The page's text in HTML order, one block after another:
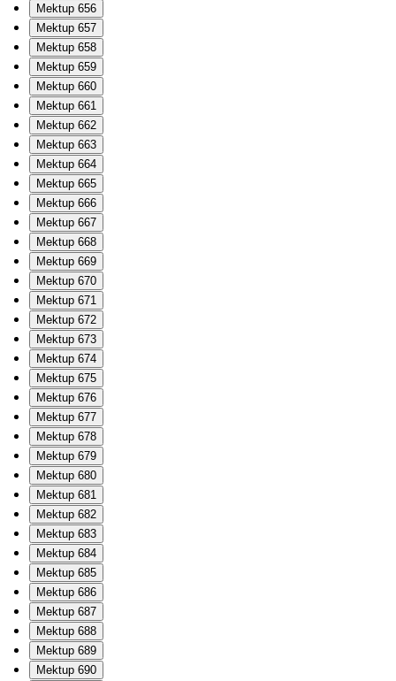
Mektup 656
Mektup 657
Mektup 658
Mektup 659
Mektup 660
Mektup 661
Mektup 662
Mektup 663
Mektup 664
Mektup 665
Mektup 666
Mektup 667
Mektup 668
Mektup 669
Mektup 670
Mektup 671
Mektup 672
Mektup 673
Mektup 674
Mektup 675
Mektup 676
Mektup 677
Mektup 678
Mektup 679
Mektup 680
Mektup 681
Mektup 682
Mektup 683
Mektup 684
Mektup 685
Mektup 686
Mektup 687
Mektup 688
Mektup 689
Mektup 690